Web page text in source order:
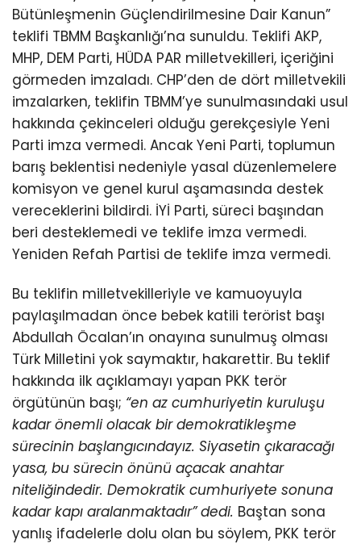
Bütünleşmenin Güçlendirilmesine Dair Kanun”
teklifi TBMM Başkanlığı’na sunuldu. Teklifi AKP,
MHP, DEM Parti, HÜDA PAR milletvekilleri, içeriğini
görmeden imzaladı. CHP’den de dört milletvekili
imzalarken, teklifin TBMM’ye sunulmasındaki usul
hakkında çekinceleri olduğu gerekçesiyle Yeni
Parti imza vermedi. Ancak Yeni Parti, toplumun
barış beklentisi nedeniyle yasal düzenlemelere
komisyon ve genel kurul aşamasında destek
vereceklerini bildirdi. İYİ Parti, süreci başından
beri desteklemedi ve teklife imza vermedi.
Yeniden Refah Partisi de teklife imza vermedi.
Bu teklifin milletvekilleriyle ve kamuoyuyla
paylaşılmadan önce bebek katili terörist başı
Abdullah Öcalan’ın onayına sunulmuş olması
Türk Milletini yok saymaktır, hakarettir. Bu teklif
hakkında ilk açıklamayı yapan PKK terör
örgütünün başı; “en az cumhuriyetin kuruluşu
kadar önemli olacak bir demokratikleşme
sürecinin başlangıcındayız. Siyasetin çıkaracağı
yasa, bu sürecin önünü açacak anahtar
niteliğindedir. Demokratik cumhuriyete sonuna
kadar kapı aralanmaktadır” dedi. Baştan sona
yanlış ifadelerle dolu olan bu söylem, PKK terör